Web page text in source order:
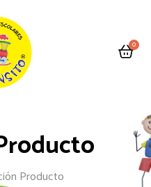
0
Producto